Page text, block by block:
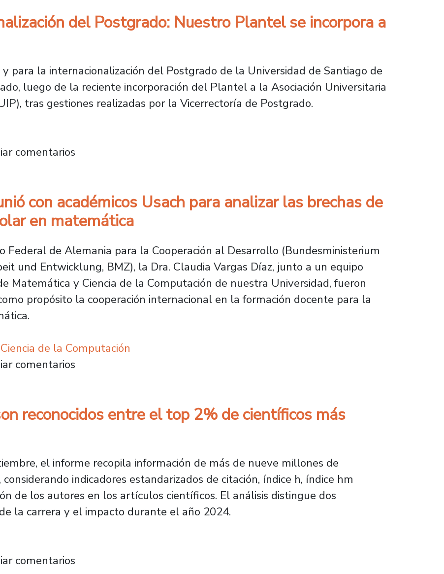
del Postgrado: Nuestro Plantel se incorpora a
para la internacionalización del Postgrado de la Universidad de Santiago de
luego de la reciente incorporación del Plantel a la Asociación Universitaria
tras gestiones realizadas por la Vicerrectoría de Postgrado.
del Postgrado: Nuestro Plantel se incorpora a la Red AUIP
comentarios
con académicos Usach para analizar las brechas de
en matemática
Federal de Alemania para la Cooperación al Desarrollo (Bundesministerium
und Entwicklung, BMZ), la Dra. Claudia Vargas Díaz, junto a un equipo
Matemática y Ciencia de la Computación de nuestra Universidad, fueron
propósito la cooperación internacional en la formación docente para la
de la Computación
se reunió con académicos Usach para analizar las brechas de género del sistema
comentarios
reconocidos entre el top 2% de científicos más
el informe recopila información de más de nueve millones de
indicadores estandarizados de citación, índice h, índice hm
de los autores en los artículos científicos. El análisis distingue dos
la carrera y el impacto durante el año 2024.
son reconocidos entre el top 2% de científicos más citados del mundo
comentarios